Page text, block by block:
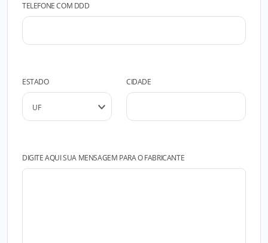
TELEFONE COM DDD
ESTADO CIDADE
DIGITE AQUI SUA MENSAGEM PARA O FABRICANTE